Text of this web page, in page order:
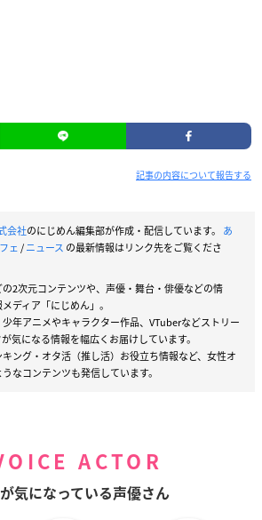
記事の内容について報告する
会社のにじめん編集部が作成・配信しています。 あ
ェ/ニュース の最新情報はリンク先をご覧くださ
2次元コンテンツや、声優・舞台・俳優などの情
ディア「にじめん」。
年アニメやキャラクター作品、VTuberなどストリー
気になる情報を幅広くお届けしています。
ング・オタ活（推し活）お役立ち情報など、女性オ
なコンテンツも発信しています。
ACTOR
気になっている声優さん